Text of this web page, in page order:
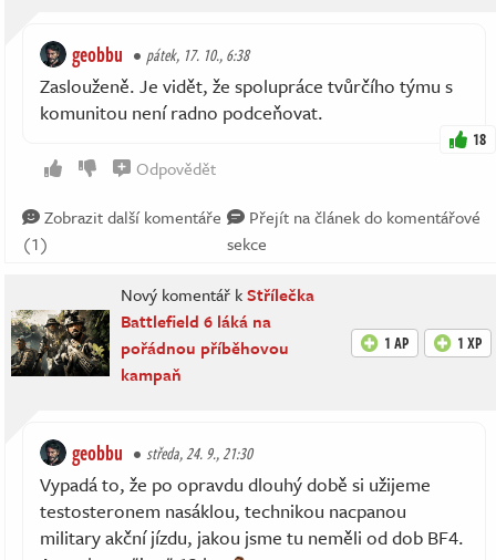
geobbu pátek, 17. 10., 6:38
Zaslouženě. Je vidět, že spolupráce tvůrčího týmu s
komunitou není radno podceňovat.
18
Odpovědět
Zobrazit další komentáře
(1)
Přejít na článek do komentářové
sekce
Nový komentář kStřílečka
Battlefield 6 láká na
pořádnou příběhovou
kampaň
1 AP 1 XP
geobbu středa, 24. 9., 21:30
Vypadá to, že po opravdu dlouhý době si užijeme
testosteronem nasáklou, technikou nacpanou
military akční jízdu, jakou jsme tu neměli od dob BF4.